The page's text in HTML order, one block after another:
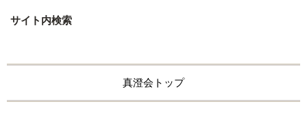
サイト内検索
真澄会トップ